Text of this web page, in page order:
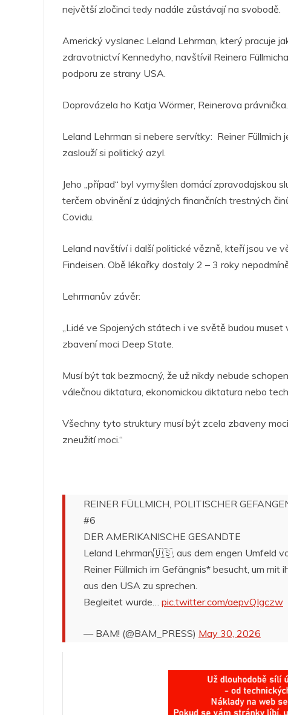
největší zločinci tedy nadále zůstávají na svobodě.
Americký vyslanec Leland Lehrman, který pracuje
zdravotnictví Kennedyho, navštívil Reinera
podporu ze strany USA.
Doprovázela ho Katja Wörmer, Reinerova právnička.
Leland Lehrman si nebere servítky: Reiner
zaslouží si politický azyl.
Jeho „případ“ byl vymyšlen domácí zpravodajskou
terčem obvinění z údajných finančních trestných
Covidu.
Leland navštíví i další politické vězně, kteří jsou ve
Findeisen. Obě lékařky dostaly 2 – 3 roky
Lehrmanův závěr:
„Lidé ve Spojených státech i ve světě budou
zbavení moci Deep State.
Musí být tak bezmocný, že už nikdy nebude
válečnou diktatura, ekonomickou diktatura nebo
Všechny tyto struktury musí být zcela zbaveny
zneužití moci.“
REINER FÜLLMICH, POLITISCHER
#6
DER AMERIKANISCHE GESANDTE
Leland Lehrman🇺🇸, aus dem engen Umfeld
Reiner Füllmich im Gefängnis* besucht, um
aus den USA zu sprechen.
Begleitet wurde… pic.twitter.com/aepvQIgczw
— BAM! (@BAM_PRESS) May 30, 2026